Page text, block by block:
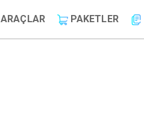
ARAÇLAR PAKETLER